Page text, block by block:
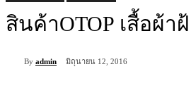
สินค้าOTOP เสื้อผ้า
By admin มิถุนายน 12, 2016